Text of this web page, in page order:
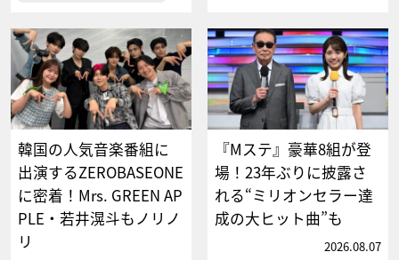
韓国の人気音楽番組に
出演するZEROBASEONE
に密着！Mrs. GREEN AP
PLE・若井滉斗もノリノ
リ
『Mステ』豪華8組が登
場！23年ぶりに披露さ
れる“ミリオンセラー達
成の大ヒット曲”も
2026.08.07